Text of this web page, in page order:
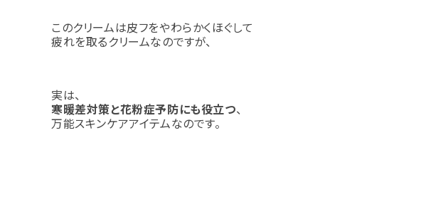
このクリームは皮フをやわらかくほぐして
疲れを取るクリームなのですが、
実は、
寒暖差対策と花粉症予防にも役立つ、
万能スキンケアアイテムなのです。